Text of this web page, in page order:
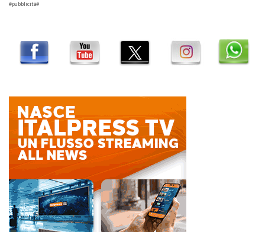
#pubblicità#